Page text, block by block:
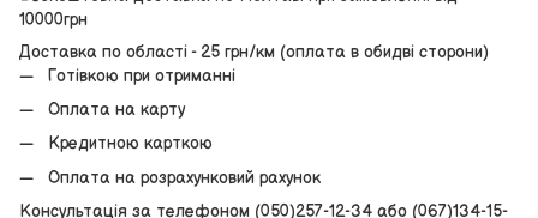
10000грн
Доставка по області - 25 грн/км (оплата в обидві сторони)
Готівкою при отриманні
Оплата на карту
Кредитною карткою
Оплата на розрахунковий рахунок
Консультація за телефоном (050)257-12-34 або (067)134-15-